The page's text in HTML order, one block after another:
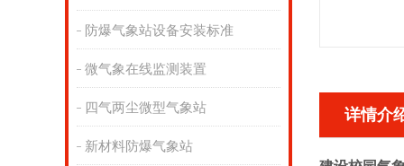
防爆气象站设备安装标准
微气象在线监测装置
四气两尘微型气象站
新材料防爆气象站
详情介